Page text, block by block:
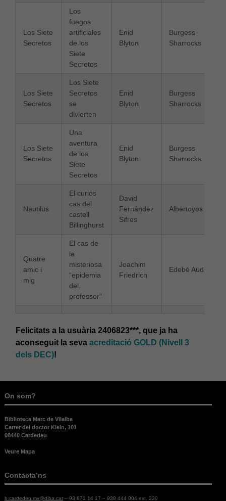
Los Siete
Secretos
Los
fuegos
artificiales
de los
Siete
Secretos
Enid
Blyton
Burgess
Sharrocks
Los Siete
Secretos
Los Siete
Secretos
se
divierten
Enid
Blyton
Burgess
Sharrocks
Los Siete
Secretos
Una
aventura
de los
Siete
Secretos
Enid
Blyton
Burgess
Sharrocks
Nautilus
El curiós
cas del
castell
Billinghurst
David
Fernández
Sifres
Albertoyos
Quatre
amic i
mig
El cas de
la
misteriosa
“epidemia
del
professor”
Joachim
Friedrich
Edebé
Felicitats a la usuària 2406823***, que ja ha
aconseguit la seva acreditació GOLD (Nivell 3
dels DEC)!
On som?
Biblioteca Marc de Vilalba
Carrer del doctor Klein, 101
08440 Cardedeu
Veure Mapa
Contacta’ns
b.cardedeu.mv@diba.cat– 93 871 14 17 – 938 444 004 ext. 330
Necessàries
Aquestes
necessàries
per al bon
Estadístiques
Per a millorar
cookies.
web funcioni
possible
alguna
funcionalitat